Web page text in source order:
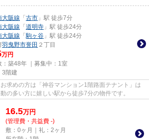
大阪線 「 古市 」駅 徒歩7分
大阪線 「 道明寺 」駅 徒歩24分
大阪線 「駒ヶ谷 」駅 徒歩24分
羽曳野市誉田 ２丁目
万円
：築48年 ｜募集中： 1室
3階建
求めの方は「神谷マンション1階路面テナント」は
の多い方に嬉しい駅から徒歩7分の物件です。
16.5万円
(管理費・共益費 -)
敷：0ヶ月｜礼：2ヶ月